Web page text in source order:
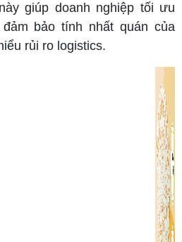
giúp doanh nghiệp tối ưu
bảo tính nhất quán của
rủi ro logistics.